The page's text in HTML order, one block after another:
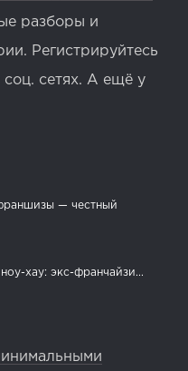
разборы и
Регистрируйтесь
соц. сетях. А ещё у
— честный
хау: экс-франчайзи...